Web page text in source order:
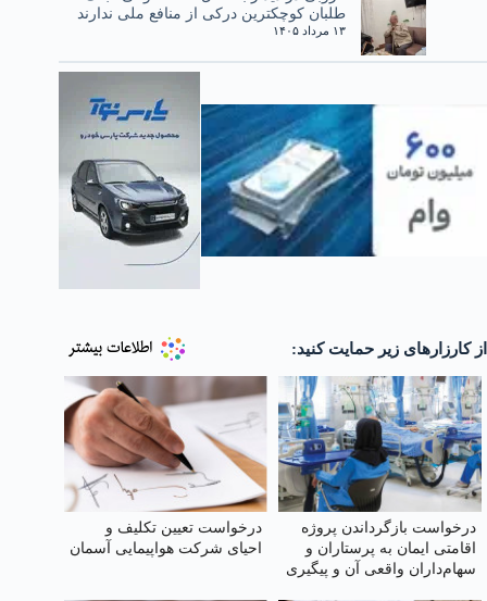
طلبان کوچکترین درکی از منافع ملی ندارند
۱۳ مرداد ۱۴۰۵
از کارزارهای زیر حمایت کنید:
درخواست بازگرداندن پروژه
اقامتی ایمان به پرستاران و
سهام‌داران واقعی آن و پیگیری
درخواست تعیین تکلیف و
احیای شرکت هواپیمایی آسمان